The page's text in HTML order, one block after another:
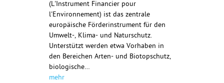
(L'Instrument Financier pour
l'Environnement) ist das zentrale
europäische Förderinstrument für den
Umwelt-, Klima- und Naturschutz.
Unterstützt werden etwa Vorhaben in
den Bereichen Arten- und Biotopschutz,
biologische…
mehr